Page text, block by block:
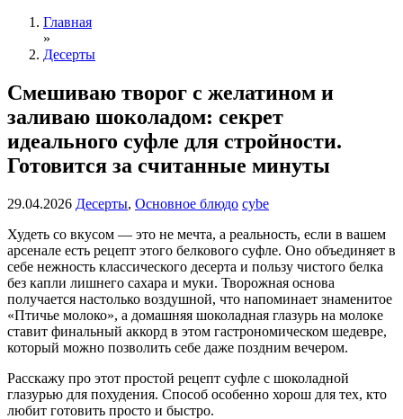
Главная
»
Десерты
Смешиваю творог с желатином и
заливаю шоколадом: секрет
идеального суфле для стройности.
Готовится за считанные минуты
29.04.2026 Десерты, Основное блюдо cybe
Худеть со вкусом — это не мечта, а реальность, если в вашем
арсенале есть рецепт этого белкового суфле. Оно объединяет в
себе нежность классического десерта и пользу чистого белка
без капли лишнего сахара и муки. Творожная основа
получается настолько воздушной, что напоминает знаменитое
«Птичье молоко», а домашняя шоколадная глазурь на молоке
ставит финальный аккорд в этом гастрономическом шедевре,
который можно позволить себе даже поздним вечером.
Расскажу про этот простой рецепт суфле с шоколадной
глазурью для похудения. Способ особенно хорош для тех, кто
любит готовить просто и быстро.